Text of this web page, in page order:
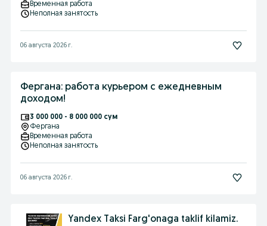
Временная работа
Неполная занятость
06 августа 2026 г.
Фергана: работа курьером с ежедневным
доходом!
3 000 000 - 8 000 000 сум
Фергана
Временная работа
Неполная занятость
06 августа 2026 г.
Yandex Taksi Farg'onaga taklif kilamiz.